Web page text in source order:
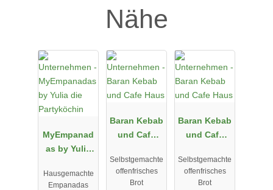
Nähe
MyEmpanad
as by Yulia
Partyköchin
Hausgemachte
Empanadas
Baran Kebab
und Cafe
Selbstgemachte
offenfrisches
Brot
Baran Kebab
und Cafe
Selbstgemachte
offenfrisches
Brot